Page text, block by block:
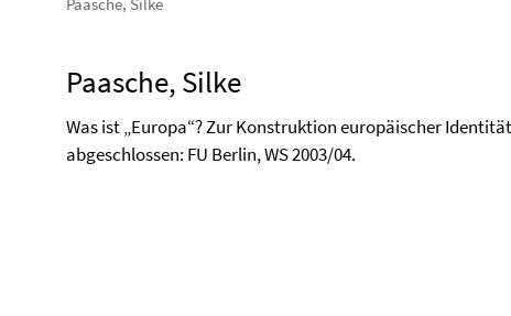
Paasche, Silke
Was ist „Europa“? Zur Konstruktion europäischer
abgeschlossen: FU Berlin, WS 2003/04.